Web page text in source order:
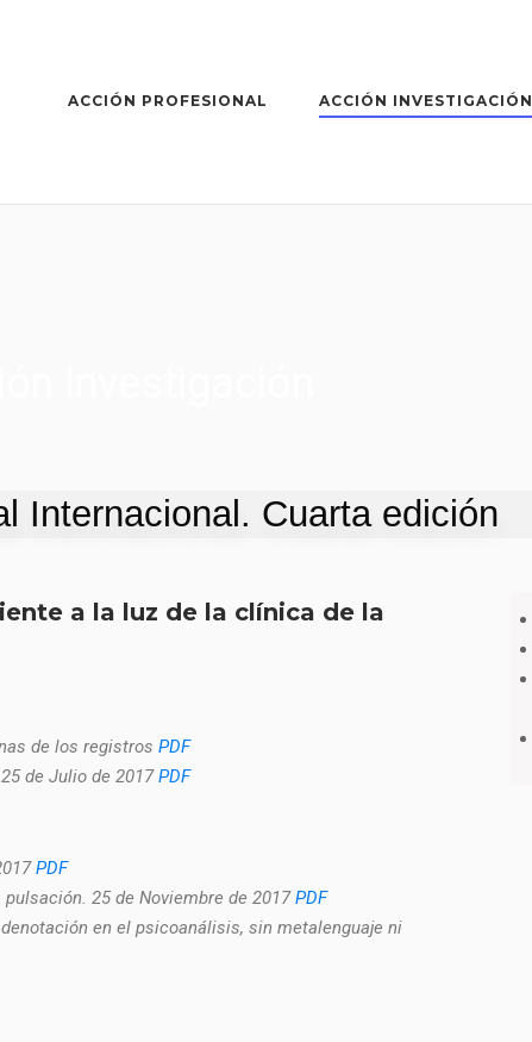
ACCIÓN PROFESIONAL ACCIÓN INVESTIGACIÓN
Internacional. Cuarta edición
a la luz de la clí­nica de la
de los registros PDF
de Julio de 2017PDF
PDF
25 de Noviembre de 2017PDF
en el psicoanálisis, sin metalenguaje ni